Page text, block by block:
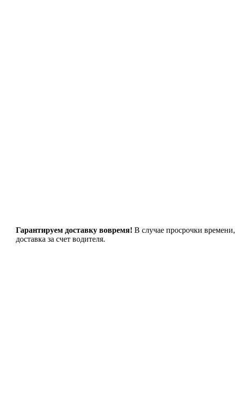
Гарантируем доставку вовремя! В случае просрочки времени,
доставка за счет водителя.